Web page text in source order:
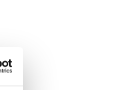
equilibrado: um